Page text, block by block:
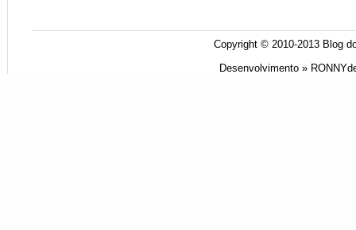
Copyright © 2010-2013 Blog
Desenvolvimento »